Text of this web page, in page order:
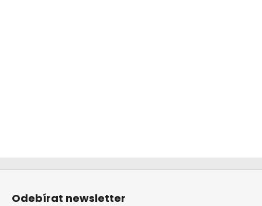
Z
Odebírat newsletter